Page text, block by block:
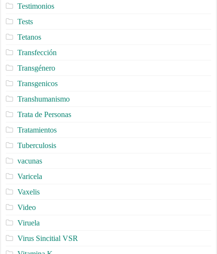
Testimonios
Tests
Tetanos
Transfección
Transgénero
Transgenicos
Transhumanismo
Trata de Personas
Tratamientos
Tuberculosis
vacunas
Varicela
Vaxelis
Video
Viruela
Virus Sincitial VSR